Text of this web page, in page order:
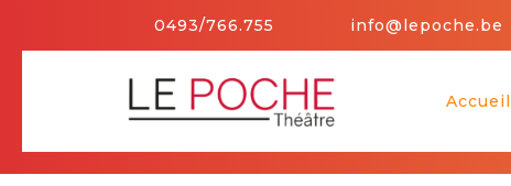
0493/766.755 info@lepoche.be
Accueil